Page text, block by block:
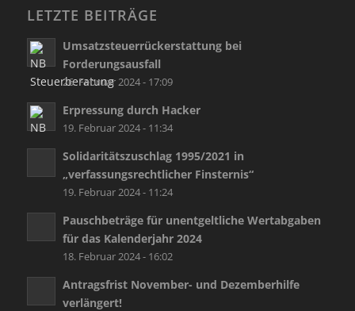
LETZTE BEITRÄGE
Umsatzsteuerrückerstattung bei
Forderungsausfall
26. Februar 2024 - 17:09
Erpressung durch Hacker
19. Februar 2024 - 11:34
Solidaritätszuschlag 1995/2021 in
„verfassungsrechtlicher Finsternis“
19. Februar 2024 - 11:24
Pauschbeträge für unentgeltliche Wertabgaben
für das Kalenderjahr 2024
18. Februar 2024 - 16:02
Antragsfrist November- und Dezemberhilfe
verlängert!